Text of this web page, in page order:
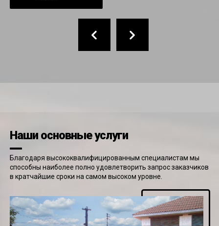
Наши основные услуги
Благодаря высококвалифицированным специалистам мы
способны наиболее полно удовлетворить запрос заказчиков
в кратчайшие сроки на самом высоком уровне.